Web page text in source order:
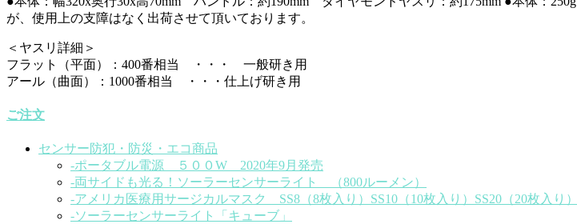
が、使用上の支障はなく出荷させて頂いております。
＜ヤスリ詳細＞
フラット（平面）：400番相当 ・・・ 一般研き用
アール（曲面）：1000番相当 ・・・仕上げ研き用
ご注文
センサー防犯・防災・エコ商品
-ポータブル電源 ５００W 2020年9月発売
-両サイドも光る！ソーラーセンサーライト （800ルーメン）
-アメリカ医療用サージカルマスク SS8（8枚入り）SS10（10枚入り）SS20（20枚入り
-ソーラーセンサーライト「キューブ」